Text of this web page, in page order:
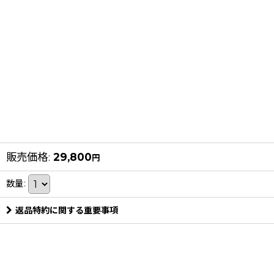
販売価格: 29,800円
数量:
返品特約に関する重要事項